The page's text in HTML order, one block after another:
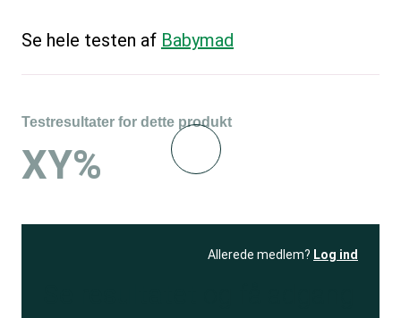
Se hele testen af Babymad
Testresultater for dette produkt
XY%
Allerede medlem? Log ind